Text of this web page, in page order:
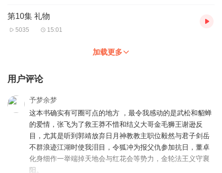
第10集 礼物
5035 15:01
加载更多
用户评论
予梦余梦
这本书确实有可圈可点的地方 ，最令我感动的是武松和貂蝉
的爱情，张飞为了救王莽不惜和结义大哥金毛狮王谢逊反
目，尤其是听到郭靖放弃日月神教教主职位毅然与君子剑岳
不群浪迹江湖时使我泪目，令狐冲为报父仇参加抗日，董卓
化身细作一举端掉天地会与红花会等势力，金轮法王义守襄
阳。